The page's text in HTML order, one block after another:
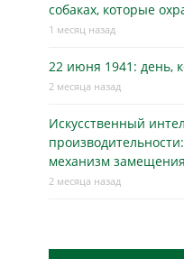
собаках, которые
1 месяц назад
22 июня 1941: день,
2 месяца назад
Искусственный
механизм
2 месяца назад